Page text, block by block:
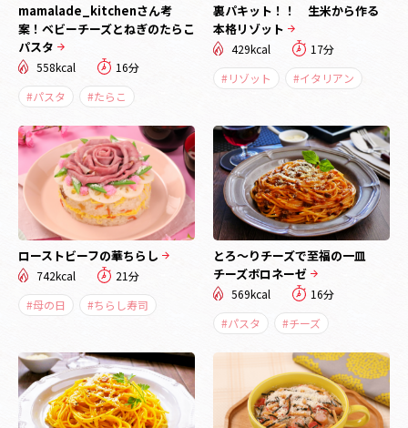
mamalade_kitchenさん考
案！ベビーチーズとねぎのたらこ
パスタ
558kcal
16分
#パスタ
#たらこ
裏パキット！！ 生米から作る
本格リゾット
429kcal
17分
#リゾット
#イタリアン
ローストビーフの華ちらし
742kcal
21分
#母の日
#ちらし寿司
とろ～りチーズで至福の一皿
チーズボロネーゼ
569kcal
16分
#パスタ
#チーズ